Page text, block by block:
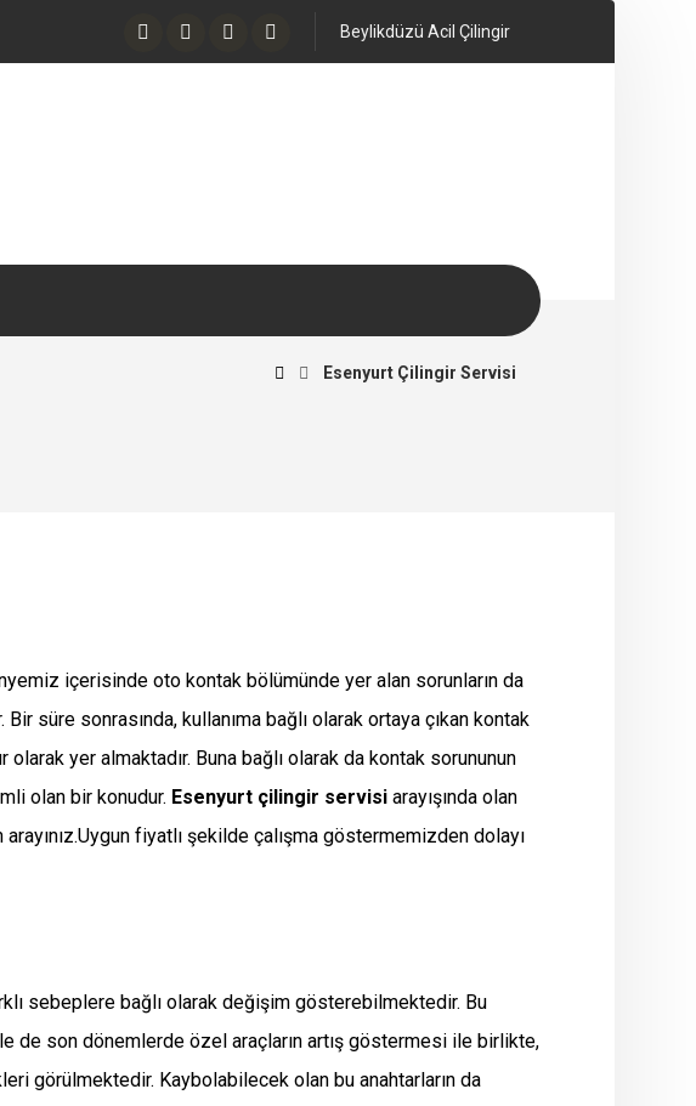
Beylikdüzü Acil Çilingir
Esenyurt Çilingir Servisi
içerisinde oto kontak bölümünde yer alan sorunların da
süre sonrasında, kullanıma bağlı olarak ortaya çıkan kontak
olarak yer almaktadır. Buna bağlı olarak da kontak sorununun
olan bir konudur. Esenyurt çilingir servisi arayışında olan
fiyatlı şekilde çalışma göstermemizden dolayı
sebeplere bağlı olarak değişim gösterebilmektedir. Bu
de son dönemlerde özel araçların artış göstermesi ile birlikte,
görülmektedir. Kaybolabilecek olan bu anahtarların da